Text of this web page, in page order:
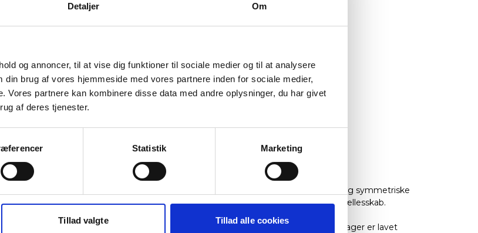
Detaljer Om
og annoncer, til at vise dig funktioner til sociale medier og til at analysere
brug af vores hjemmeside med vores partnere inden for sociale medier,
Vores partnere kan kombinere disse data med andre oplysninger, du har givet
af deres tjenester.
Statistik Marketing
Tillad valgte Tillad alle cookies
og er opkaldt efter kong Christian 7.
enestående arkitektur, der er præget af ensartede røde tegltage, hvide facader og symmetriske
harmoni, hvilket afspejler brødremenighedens vision om orden, enkelhed og fællesskab.
lokal delikatesse, der er blevet bagt og solgt i byen i århundreder. Disse honningkager er lavet